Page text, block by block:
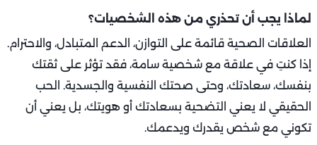
لماذا يجب أن تحذري من هذه الشخصيات؟
العلاقات الصحية قائمة على التوازن، الدعم المتبادل، والاحترام.
إذا كنتِ في علاقة مع شخصية سامة، فقد تؤثر على ثقتك
بنفسك، سعادتك، وحتى صحتك النفسية والجسدية. الحب
الحقيقي لا يعني التضحية بسعادتك أو هويتك، بل يعني أن
تكوني مع شخص يقدرك ويدعمك.